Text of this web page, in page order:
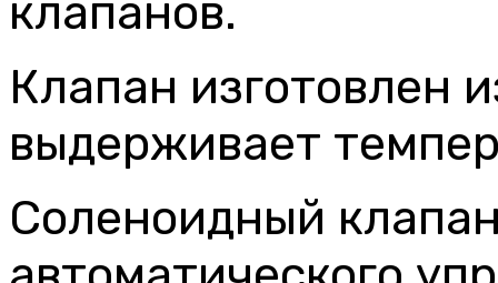
клапанов.
Клапан изготовлен
выдерживает
Соленоидный